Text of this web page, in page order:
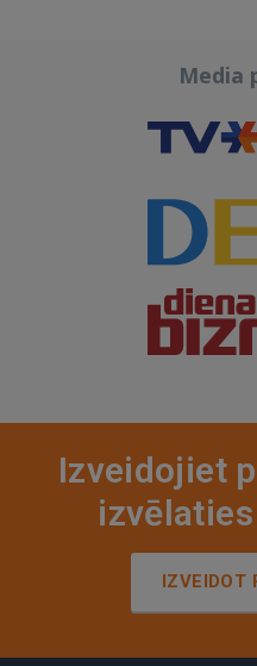
Media
Izveidojiet
IZVEIDOT